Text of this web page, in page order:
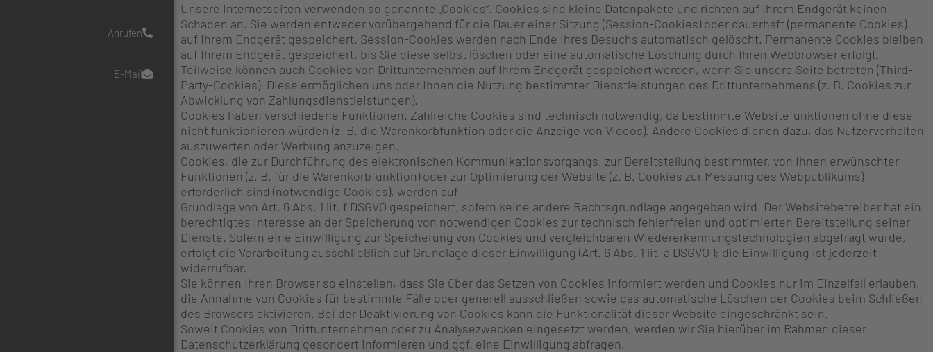
Unsere Internetseiten verwenden so genannte „Cookies“. Cookies sind kleine Datenpakete und richten auf Ihrem Endgerät keinen
Schaden an. Sie werden entweder vorübergehend für die Dauer einer Sitzung (Session-Cookies) oder dauerhaft (permanente Cookies)
auf Ihrem Endgerät gespeichert. Session-Cookies werden nach Ende Ihres Besuchs automatisch gelöscht. Permanente Cookies bleiben
auf Ihrem Endgerät gespeichert, bis Sie diese selbst löschen oder eine automatische Löschung durch Ihren Webbrowser erfolgt.
Teilweise können auch Cookies von Drittunternehmen auf Ihrem Endgerät gespeichert werden, wenn Sie unsere Seite betreten (Third-
Party-Cookies). Diese ermöglichen uns oder Ihnen die Nutzung bestimmter Dienstleistungen des Drittunternehmens (z. B. Cookies zur
Abwicklung von Zahlungsdienstleistungen).
Cookies haben verschiedene Funktionen. Zahlreiche Cookies sind technisch notwendig, da bestimmte Websitefunktionen ohne diese
nicht funktionieren würden (z. B. die Warenkorbfunktion oder die Anzeige von Videos). Andere Cookies dienen dazu, das Nutzerverhalten
auszuwerten oder Werbung anzuzeigen.
Cookies, die zur Durchführung des elektronischen Kommunikationsvorgangs, zur Bereitstellung bestimmter, von Ihnen erwünschter
Funktionen (z. B. für die Warenkorbfunktion) oder zur Optimierung der Website (z. B. Cookies zur Messung des Webpublikums)
erforderlich sind (notwendige Cookies), werden auf
Grundlage von Art. 6 Abs. 1 lit. f DSGVO gespeichert, sofern keine andere Rechtsgrundlage angegeben wird. Der Websitebetreiber hat ein
berechtigtes Interesse an der Speicherung von notwendigen Cookies zur technisch fehlerfreien und optimierten Bereitstellung seiner
Dienste. Sofern eine Einwilligung zur Speicherung von Cookies und vergleichbaren Wiedererkennungstechnologien abgefragt wurde,
erfolgt die Verarbeitung ausschließlich auf Grundlage dieser Einwilligung (Art. 6 Abs. 1 lit. a DSGVO ); die Einwilligung ist jederzeit
widerrufbar.
Sie können Ihren Browser so einstellen, dass Sie über das Setzen von Cookies informiert werden und Cookies nur im Einzelfall erlauben,
die Annahme von Cookies für bestimmte Fälle oder generell ausschließen sowie das automatische Löschen der Cookies beim Schließen
des Browsers aktivieren. Bei der Deaktivierung von Cookies kann die Funktionalität dieser Website eingeschränkt sein.
Soweit Cookies von Drittunternehmen oder zu Analysezwecken eingesetzt werden, werden wir Sie hierüber im Rahmen dieser
Datenschutzerklärung gesondert informieren und ggf. eine Einwilligung abfragen.
Anrufen
E-Mail